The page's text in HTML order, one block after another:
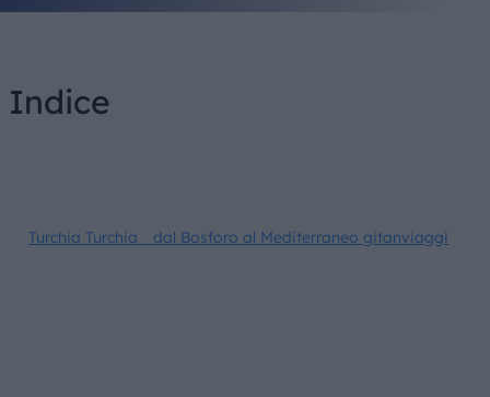
Indice
Turchia Turchia_ dal Bosforo al Mediterraneo gitanviaggi